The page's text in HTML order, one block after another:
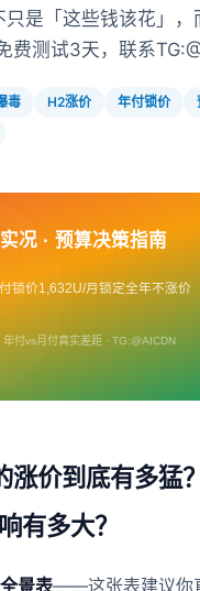
是「这些钱该花」，
测试3天，联系
毒 H2涨价 年付锁价
况 · 预算决策指南
锁价1,632U/月锁定全年不涨价
付vs月付真实差距 · TG:@AICDN
价到底有多猛
有多大？
景表——这张表建议你